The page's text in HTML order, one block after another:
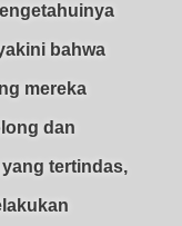
bahwa
mereka
dan
tertindas,